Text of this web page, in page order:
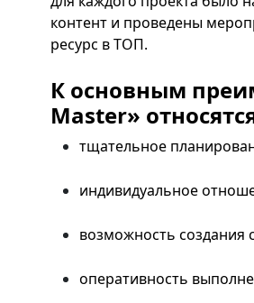
контент и проведены
ресурс в ТОП.
К основным
Master»
тщательное
индивидуальное
возможность создания
оперативность